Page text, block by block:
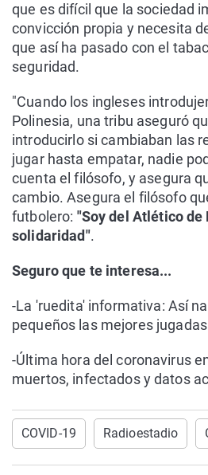
que es difícil que la sociedad
convicción propia y necesita
que así ha pasado con el
seguridad.
"Cuando los ingleses
Polinesia, una tribu aseguró
introducirlo si cambiaban las
jugar hasta empatar, nadie
cuenta el filósofo, y asegura
cambio. Asegura el filósofo
futbolero: "Soy del Atlético
solidaridad".
Seguro que te interesa...
-La 'ruedita' informativa: Así
pequeños las mejores jugadas
-Última hora del coronavirus
muertos, infectados y datos
COVID-19 Radioestadio